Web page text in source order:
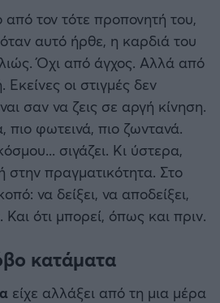
από τον τότε προπονητή του,
αυτό ήρθε, η καρδιά του
Όχι από άγχος. Αλλά από
οι στιγμές δεν
σαν να ζεις σε αργή κίνηση.
πιο φωτεινά, πιο ζωντανά.
σιγάζει. Κι ύστερα,
στην πραγματικότητα. Στο
να δείξει, να αποδείξει,
Και ότι μπορεί, όπως και πριν.
κατάματα
είχε αλλάξει από τη μια μέρα